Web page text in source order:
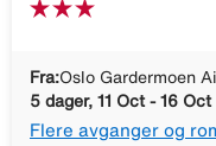
Fra:Oslo Gardermoen
5 dager, 11 Oct - 16 Oct
Flere avganger og